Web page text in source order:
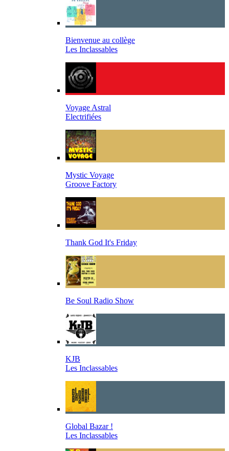
Bienvenue au collège
Les Inclassables
Voyage Astral
Electrifiées
Mystic Voyage
Groove Factory
Thank God It's Friday
Be Soul Radio Show
KJB
Les Inclassables
Global Bazar !
Les Inclassables